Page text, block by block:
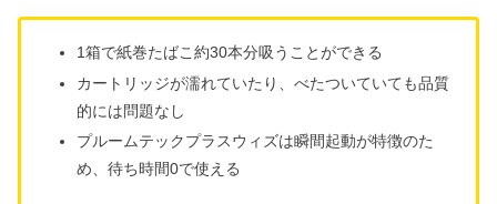
1箱で紙巻たばこ約30本分吸うことができる
カートリッジが濡れていたり、べたついていても品質
的には問題なし
プルームテックプラスウィズは瞬間起動が特徴のた
め、待ち時間0で使える